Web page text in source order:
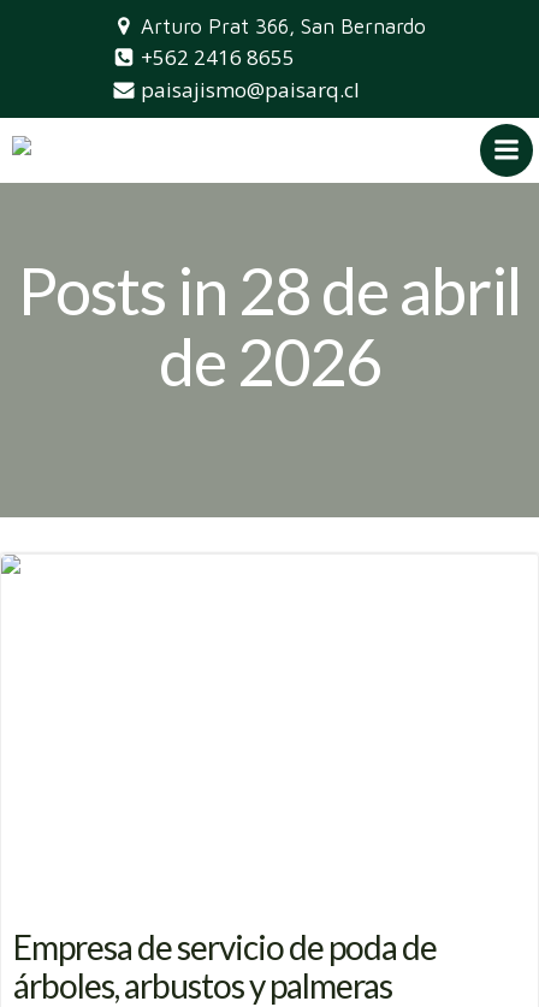
Saltar
al
contenido
Arturo Prat 366, San Bernardo
+562 2416 8655
paisajismo@paisarq.cl
Posts in 28 de abril
de 2026
Empresa de servicio de poda de
árboles, arbustos y palmeras